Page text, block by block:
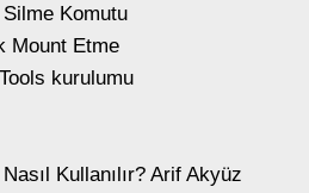
Silme Komutu
Mount Etme
kurulumu
Kullanılır? Arif Akyüz